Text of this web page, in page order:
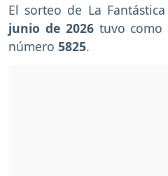
El sorteo de La
junio de 2026tuvo como
número 5825.